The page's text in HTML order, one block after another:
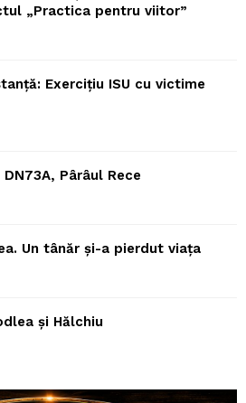
„Practica pentru viitor”
Exercițiu ISU cu victime
Pârâul Rece
Un tânăr și-a pierdut viața
și Hălchiu